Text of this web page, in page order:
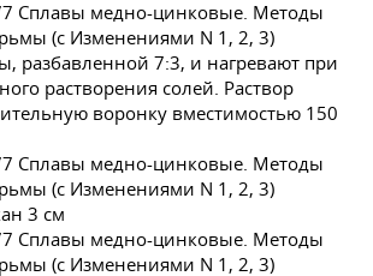
разбавленной 7:3, и нагревают при
растворения солей. Раствор
воронку вместимостью 150
3 см